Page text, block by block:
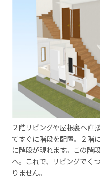
２階リビングや屋根裏へ直
てすぐに階段を配置。２階
に階段が現れます。この階
へ。これで、リビングでく
りません。